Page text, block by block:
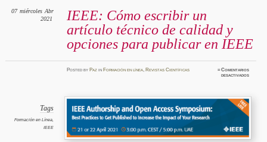
IEEE: Cómo escribir un
artículo técnico de calidad y
opciones para publicar en IEEE
07 miércoles Abr
2021
Postedby Paz in Formación en línea, Revistas Científicas ≈Comentarios
desactivadosen
un
calidad
publicar
Tags
Formación en Línea,
IEEE